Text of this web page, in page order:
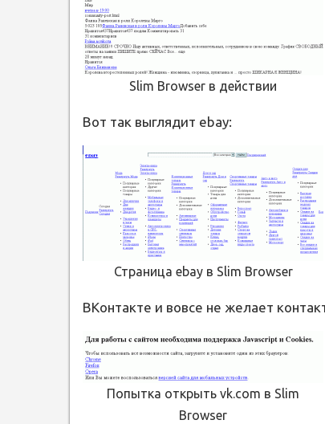
Slim Browser в действии
Вот так выглядит ebay:
Страница ebay в Slim Browser
ВКонтакте и вовсе не желает
Попытка открыть vk.com в Slim
Browser